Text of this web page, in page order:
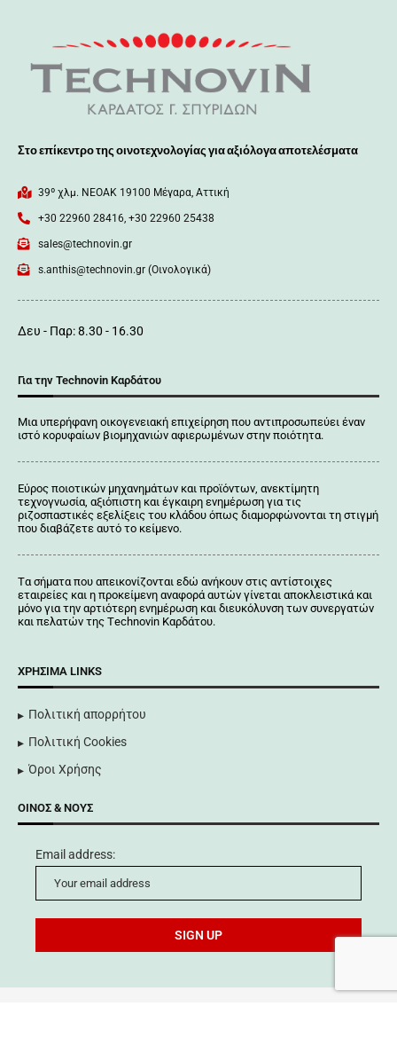
Στο επίκεντρο της οινοτεχνολογίας για αξιόλογα αποτελέσματα
39º χλμ. ΝΕΟΑΚ 19100 Mέγαρα, Αττική
+30 22960 28416, +30 22960 25438
sales@technovin.gr
s.anthis@technovin.gr (Οινολογικά)
Δευ - Παρ: 8.30 - 16.30
Για την Technovin Καρδάτου
Μια υπερήφανη οικογενειακή επιχείρηση που αντιπροσωπεύει έναν
ιστό κορυφαίων βιομηχανιών αφιερωμένων στην ποιότητα.
Εύρος ποιοτικών μηχανημάτων και προϊόντων, ανεκτίμητη
τεχνογνωσία, αξιόπιστη και έγκαιρη ενημέρωση για τις
ριζοσπαστικές εξελίξεις του κλάδου όπως διαμορφώνονται τη στιγμή
που διαβάζετε αυτό το κείμενο.
Tα σήματα που απεικονίζονται εδώ ανήκουν στις αντίστοιχες
εταιρείες και η προκείμενη αναφορά αυτών γίνεται αποκλειστικά και
μόνο για την αρτιότερη ενημέρωση και διευκόλυνση των συνεργατών
και πελατών της Τechnovin Kαρδάτου.
ΧΡΉΣΙΜΑ LINKS
Πολιτική απορρήτου
Πολιτική Cookies
Όροι Χρήσης
ΟΊΝΟΣ & ΝΟΥΣ
Email address: